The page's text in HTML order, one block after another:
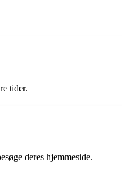
tider.
deres hjemmeside.